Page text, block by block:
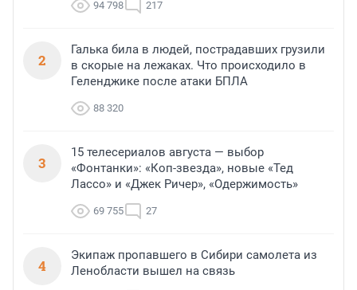
94 798 217
2
Галька била в людей, пострадавших грузили
в скорые на лежаках. Что происходило в
Геленджике после атаки БПЛА
88 320
3
15 телесериалов августа — выбор
«Фонтанки»: «Коп-звезда», новые «Тед
Лассо» и «Джек Ричер», «Одержимость»
69 755 27
4
Экипаж пропавшего в Сибири самолета из
Ленобласти вышел на связь